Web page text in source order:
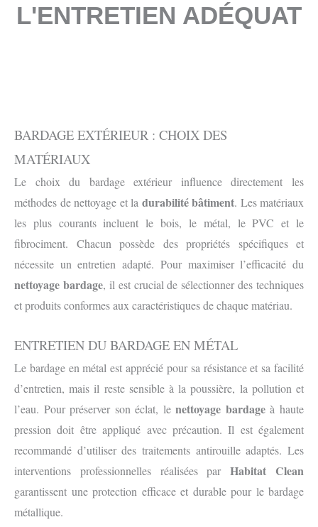
L'ENTRETIEN ADÉQUAT
BARDAGE EXTÉRIEUR : CHOIX DES
MATÉRIAUX
Le choix du bardage extérieur influence directement les
méthodes de nettoyage et la durabilité bâtiment. Les matériaux
les plus courants incluent le bois, le métal, le PVC et le
fibrociment. Chacun possède des propriétés spécifiques et
nécessite un entretien adapté. Pour maximiser l’efficacité du
nettoyage bardage, il est crucial de sélectionner des techniques
et produits conformes aux caractéristiques de chaque matériau.
ENTRETIEN DU BARDAGE EN MÉTAL
Le bardage en métal est apprécié pour sa résistance et sa facilité
d’entretien, mais il reste sensible à la poussière, la pollution et
l’eau. Pour préserver son éclat, lenettoyage bardageà haute
pression doit être appliqué avec précaution. Il est également
recommandé d’utiliser des traitements antirouille adaptés. Les
interventions professionnelles réalisées parHabitat Clean
garantissent une protection efficace et durable pour le bardage
métallique.